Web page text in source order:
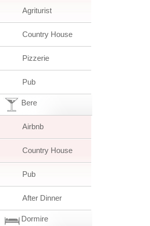
Agriturist
Country House
Pizzerie
Pub
Bere
Airbnb
Country House
Pub
After Dinner
Dormire